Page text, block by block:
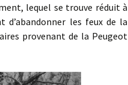
lequel se trouve réduit à
d’abandonner les feux de la
provenant de la Peugeot